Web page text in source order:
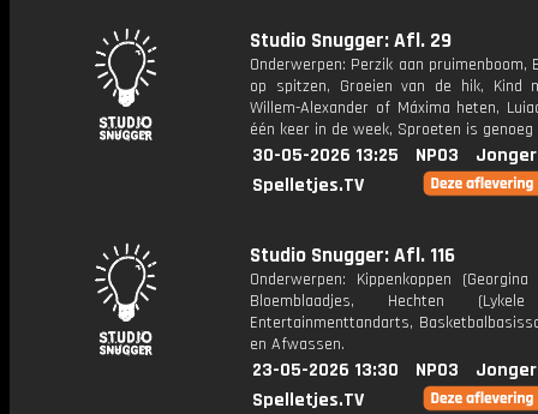
Studio Snugger: Afl. 29
Onderwerpen: Perzik aan pruimenboom,
op spitzen, Groeien van de hik, Kind
Willem-Alexander of Máxima heten,
één keer in de week, Sproeten is genoeg
30-05-2026 13:25 NPO3
Spelletjes.TV
Studio Snugger: Afl. 116
Onderwerpen: Kippenkoppen (Georgina
Bloemblaadjes, Hechten
Entertainmenttandarts,
en Afwassen.
23-05-2026 13:30 NPO3
Spelletjes.TV